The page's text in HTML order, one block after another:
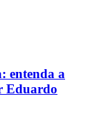
entenda a
Eduardo